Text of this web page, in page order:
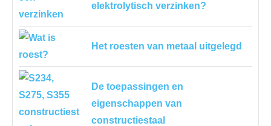
elektrolytisch verzinken?
Het roesten van metaal uitgelegd
De toepassingen en
eigenschappen van
constructiestaal